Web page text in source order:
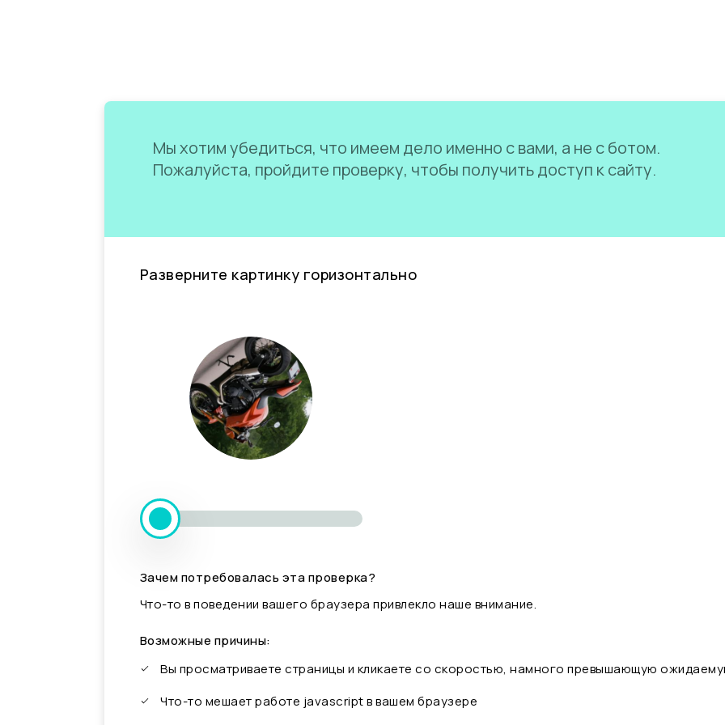
Мы хотим убедиться, что имеем дело именно с вами, а не с ботом.
Пожалуйста, пройдите проверку, чтобы получить доступ к сайту.
Разверните картинку горизонтально
Зачем потребовалась эта проверка?
Что-то в поведении вашего браузера привлекло наше внимание.
Возможные причины:
Вы просматриваете страницы и кликаете со скоростью, намного превышающую
Что-то мешает работе javascript в вашем браузере